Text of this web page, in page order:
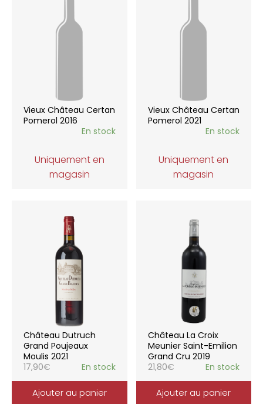
Vieux Château Certan
Pomerol 2016
En stock
Uniquement en
magasin
Vieux Château Certan
Pomerol 2021
En stock
Uniquement en
magasin
Château Dutruch
Grand Poujeaux
Moulis 2021
17,90€ En stock
Ajouter au panier
Château La Croix
Meunier Saint-Emilion
Grand Cru 2019
21,80€ En stock
Ajouter au panier